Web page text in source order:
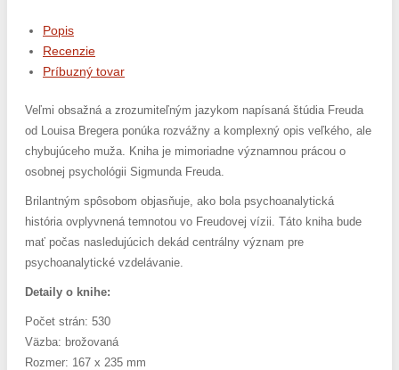
Popis
Recenzie
Príbuzný tovar
Veľmi obsažná a zrozumiteľným jazykom napísaná štúdia Freuda
od Louisa Bregera ponúka rozvážny a komplexný opis veľkého, ale
chybujúceho muža. Kniha je mimoriadne významnou prácou o
osobnej psychológii Sigmunda Freuda.
Brilantným spôsobom objasňuje, ako bola psychoanalytická
história ovplyvnená temnotou vo Freudovej vízii. Táto kniha bude
mať počas nasledujúcich dekád centrálny význam pre
psychoanalytické vzdelávanie.
Detaily o knihe:
Počet strán: 530
Väzba: brožovaná
Rozmer: 167 x 235 mm